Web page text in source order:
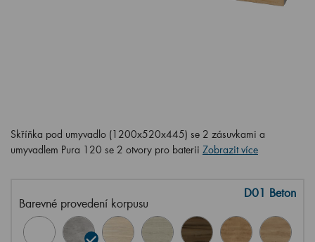
Skříňka pod umyvadlo (1200x520x445) se 2 zásuvkami a
umyvadlem Pura 120 se 2 otvory pro baterii Zobrazit více
Barevné provedení korpusu
D01 Beton